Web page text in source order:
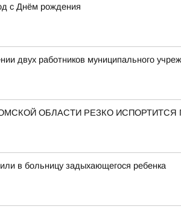
с Днём рождения
двух работников муниципального
ОБЛАСТИ РЕЗКО ИСПОРТИТСЯ
в больницу задыхающегося ребенка